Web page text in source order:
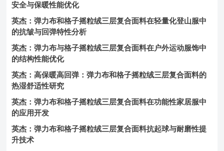
安全与保暖性能优化
英杰：弹力布和格子摇粒绒三层复合面料在轻量化登山服中
的抗皱与回弹特性分析
英杰：弹力布与格子摇粒绒三层复合面料在户外运动服饰中
的结构性能优化
英杰：高保暖高回弹：弹力布和格子摇粒绒三层复合面料的
热湿舒适性研究
英杰：弹力布和格子摇粒绒三层复合面料在功能性家居服中
的应用开发
英杰：弹力布和格子摇粒绒三层复合面料抗起球与耐磨性提
升技术